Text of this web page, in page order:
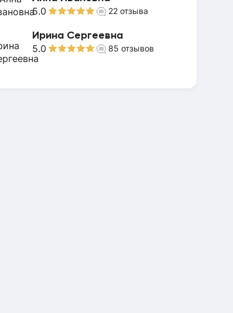
5.0 22 отзыва
Ирина Сергеевна
5.0 85 отзывов